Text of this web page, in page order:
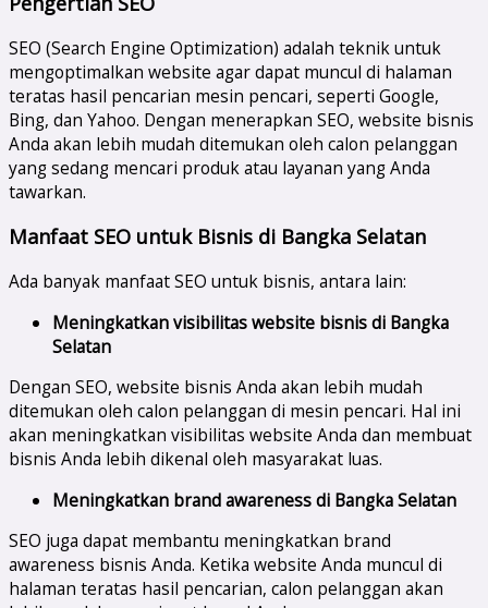
SEO (Search Engine Optimization) adalah teknik untuk
mengoptimalkan website agar dapat muncul di halaman
teratas hasil pencarian mesin pencari, seperti Google,
Bing, dan Yahoo. Dengan menerapkan SEO, website bisnis
Anda akan lebih mudah ditemukan oleh calon pelanggan
yang sedang mencari produk atau layanan yang Anda
tawarkan.
Manfaat SEO untuk Bisnis di Bangka Selatan
Ada banyak manfaat SEO untuk bisnis, antara lain:
Meningkatkan visibilitas website bisnis di Bangka
Selatan
Dengan SEO, website bisnis Anda akan lebih mudah
ditemukan oleh calon pelanggan di mesin pencari. Hal ini
akan meningkatkan visibilitas website Anda dan membuat
bisnis Anda lebih dikenal oleh masyarakat luas.
Meningkatkan brand awareness di Bangka Selatan
SEO juga dapat membantu meningkatkan brand
awareness bisnis Anda. Ketika website Anda muncul di
halaman teratas hasil pencarian, calon pelanggan akan